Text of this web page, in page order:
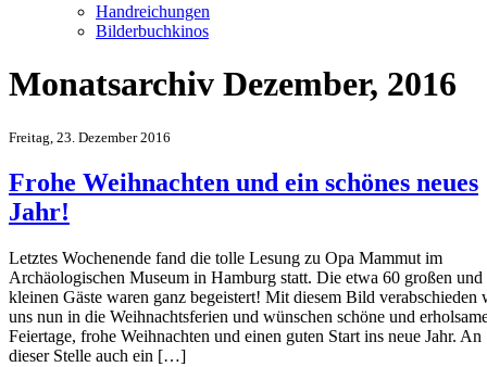
Handreichungen
Bilderbuchkinos
Monatsarchiv Dezember, 2016
Freitag, 23. Dezember 2016
Frohe Weihnachten und ein schönes neues
Jahr!
Letztes Wochenende fand die tolle Lesung zu Opa Mammut im
Archäologischen Museum in Hamburg statt. Die etwa 60 großen und
kleinen Gäste waren ganz begeistert! Mit diesem Bild verabschieden
uns nun in die Weihnachtsferien und wünschen schöne und
Feiertage, frohe Weihnachten und einen guten Start ins neue Jahr. An
dieser Stelle auch ein […]